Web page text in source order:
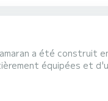
a été construit
des vacances